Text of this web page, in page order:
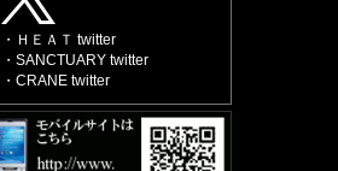
・ＨＥＡＴ twitter
・SANCTUARY twitter
・CRANE twitter